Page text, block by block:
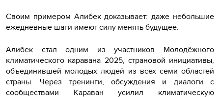
Своим примером Алибек доказывает: даже небольшие
ежедневные шаги имеют силу менять будущее.
Алибек стал одним из участников Молодёжного
климатического каравана 2025, страновой инициативы,
объединившей молодых людей из всех семи областей
страны. Через тренинги, обсуждения и диалоги с
сообществами Караван усилил климатическую